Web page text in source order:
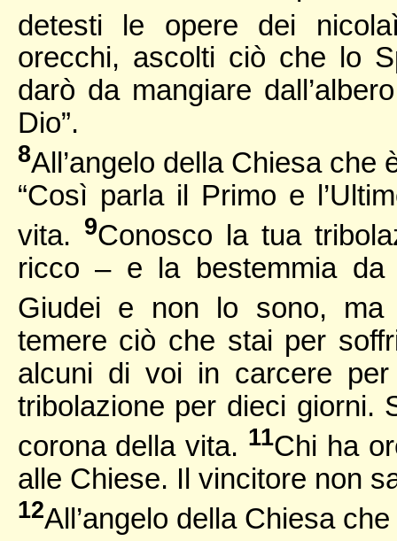
detesti le opere dei
orecchi, ascolti ciò che lo
darò da mangiare
Dio”.
8All’angelo della Chiesa che
“Così parla il Primo e
vita. 9Conosco la tua
ricco – e la bestemmia
Giudei e non lo sono,
temere ciò che stai per
alcuni di voi in carcere
tribolazione per dieci giorni.
corona della vita. 11Chi ha
alle Chiese. Il vincitore non
12All’angelo della Chiesa